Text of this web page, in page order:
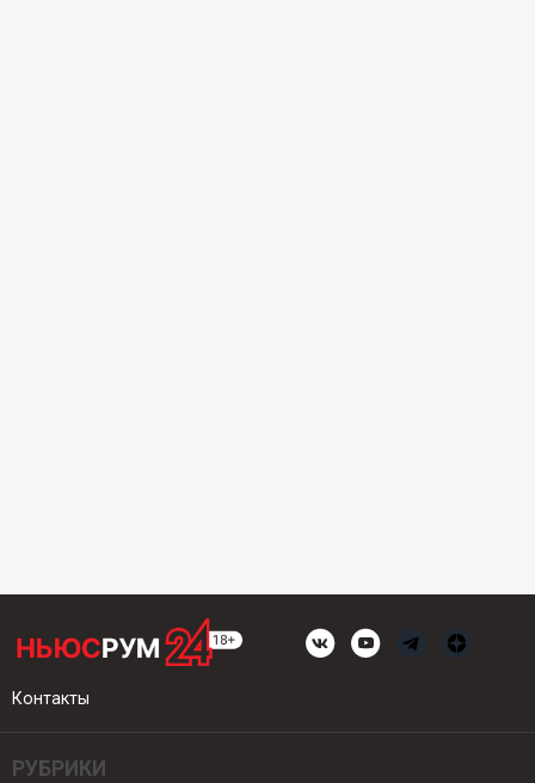
Контакты
РУБРИКИ